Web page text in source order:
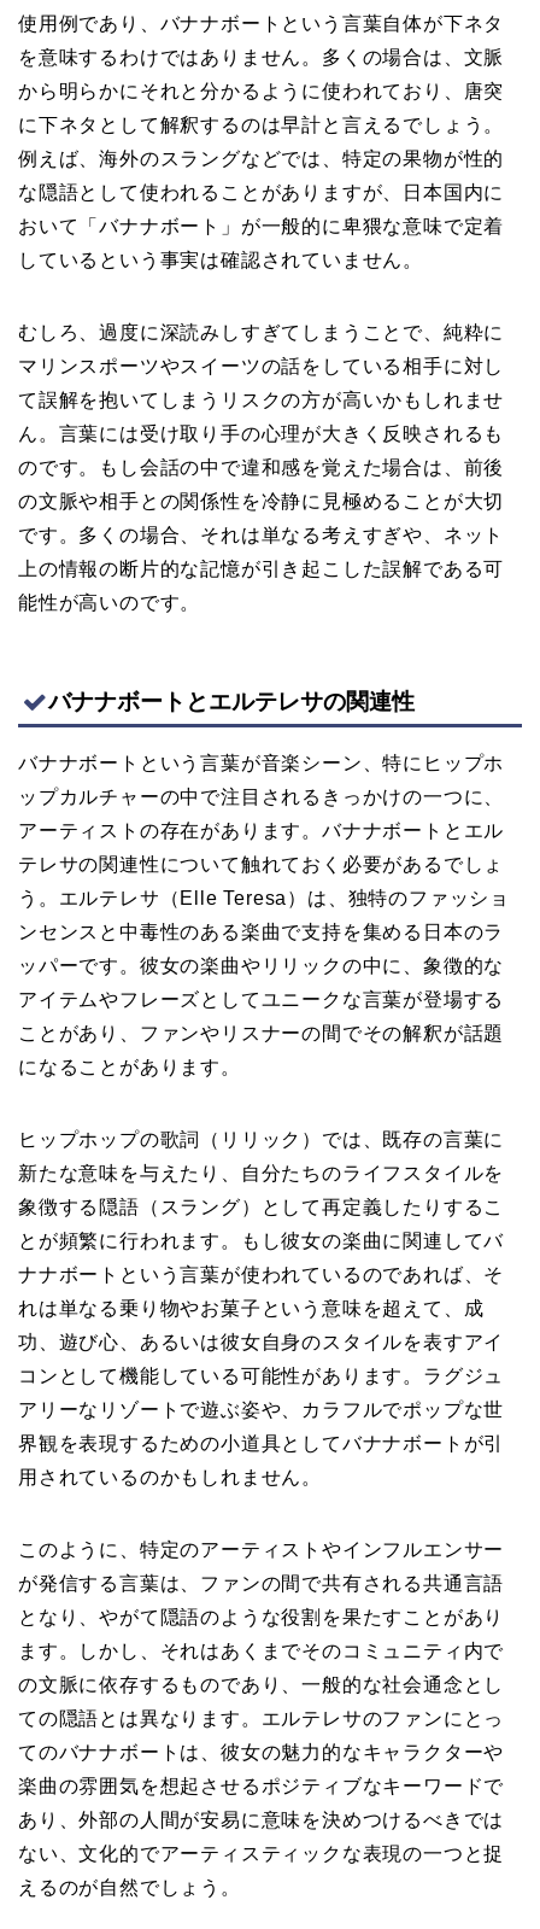
使用例であり、バナナボートという言葉自体が下ネタ
を意味するわけではありません。多くの場合は、文脈
から明らかにそれと分かるように使われており、唐突
に下ネタとして解釈するのは早計と言えるでしょう。
例えば、海外のスラングなどでは、特定の果物が性的
な隠語として使われることがありますが、日本国内に
おいて「バナナボート」が一般的に卑猥な意味で定着
しているという事実は確認されていません。
むしろ、過度に深読みしすぎてしまうことで、純粋に
マリンスポーツやスイーツの話をしている相手に対し
て誤解を抱いてしまうリスクの方が高いかもしれませ
ん。言葉には受け取り手の心理が大きく反映されるも
のです。もし会話の中で違和感を覚えた場合は、前後
の文脈や相手との関係性を冷静に見極めることが大切
です。多くの場合、それは単なる考えすぎや、ネット
上の情報の断片的な記憶が引き起こした誤解である可
能性が高いのです。
バナナボートとエルテレサの関連性
バナナボートという言葉が音楽シーン、特にヒップホ
ップカルチャーの中で注目されるきっかけの一つに、
アーティストの存在があります。バナナボートとエル
テレサの関連性について触れておく必要があるでしょ
う。エルテレサ（Elle Teresa）は、独特のファッショ
ンセンスと中毒性のある楽曲で支持を集める日本のラ
ッパーです。彼女の楽曲やリリックの中に、象徴的な
アイテムやフレーズとしてユニークな言葉が登場する
ことがあり、ファンやリスナーの間でその解釈が話題
になることがあります。
ヒップホップの歌詞（リリック）では、既存の言葉に
新たな意味を与えたり、自分たちのライフスタイルを
象徴する隠語（スラング）として再定義したりするこ
とが頻繁に行われます。もし彼女の楽曲に関連してバ
ナナボートという言葉が使われているのであれば、そ
れは単なる乗り物やお菓子という意味を超えて、成
功、遊び心、あるいは彼女自身のスタイルを表すアイ
コンとして機能している可能性があります。ラグジュ
アリーなリゾートで遊ぶ姿や、カラフルでポップな世
界観を表現するための小道具としてバナナボートが引
用されているのかもしれません。
このように、特定のアーティストやインフルエンサー
が発信する言葉は、ファンの間で共有される共通言語
となり、やがて隠語のような役割を果たすことがあり
ます。しかし、それはあくまでそのコミュニティ内で
の文脈に依存するものであり、一般的な社会通念とし
ての隠語とは異なります。エルテレサのファンにとっ
てのバナナボートは、彼女の魅力的なキャラクターや
楽曲の雰囲気を想起させるポジティブなキーワードで
あり、外部の人間が安易に意味を決めつけるべきでは
ない、文化的でアーティスティックな表現の一つと捉
えるのが自然でしょう。